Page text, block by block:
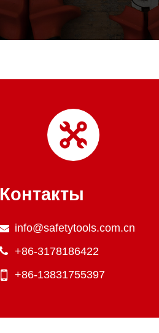
Контакты
info@safetytools.com.cn
+86-3178186422
+86-13831755397